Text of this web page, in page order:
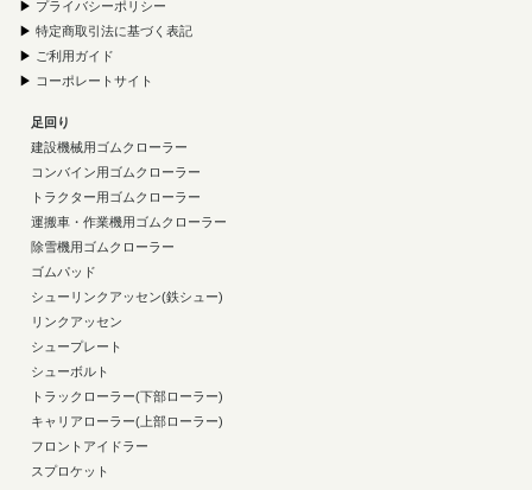
▶ プライバシーポリシー
▶ 特定商取引法に基づく表記
▶ ご利用ガイド
▶ コーポレートサイト
足回り
建設機械用ゴムクローラー
コンバイン用ゴムクローラー
トラクター用ゴムクローラー
運搬車・作業機用ゴムクローラー
除雪機用ゴムクローラー
ゴムパッド
シューリンクアッセン(鉄シュー)
リンクアッセン
シュープレート
シューボルト
トラックローラー(下部ローラー)
キャリアローラー(上部ローラー)
フロントアイドラー
スプロケット